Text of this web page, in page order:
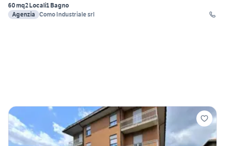
60 mq2 Locali1 Bagno
Agenzia Como Industriale srl